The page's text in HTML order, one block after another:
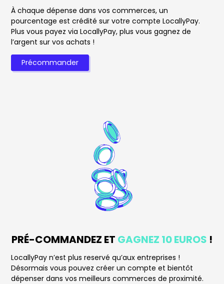
À chaque dépense dans vos commerces, un
pourcentage est crédité sur votre compte LocallyPay.
Plus vous payez via LocallyPay, plus vous gagnez de
l’argent sur vos achats !
Précommander
PRÉ-COMMANDEZ ET GAGNEZ 10 EUROS !
LocallyPay n’est plus reservé qu’aux entreprises !
Désormais vous pouvez créer un compte et bientôt
dépenser dans vos meilleurs commerces de proximité.